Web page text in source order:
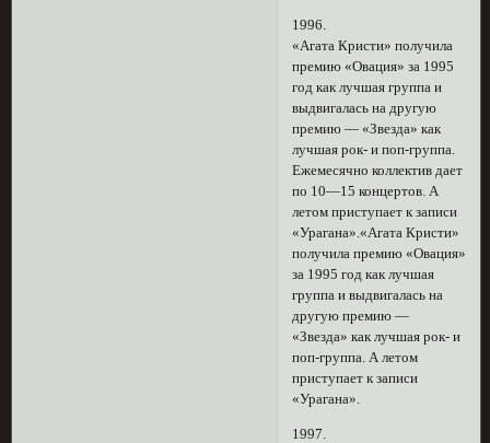
1996.
«Агата Кристи» получила
премию «Овация» за 1995
год как лучшая группа и
выдвигалась на другую
премию — «Звезда» как
лучшая рок- и поп-группа.
Ежемесячно коллектив дает
по 10—15 концертов. А
летом приступает к записи
«Урагана».«Агата Кристи»
получила премию «Овация»
за 1995 год как лучшая
группа и выдвигалась на
другую премию —
«Звезда» как лучшая рок- и
поп-группа. А летом
приступает к записи
«Урагана».
1997.